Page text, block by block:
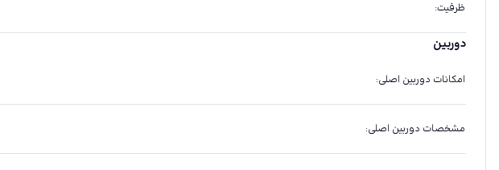
ظرفیت:
دوربین
امکانات دوربین اصلی:
مشخصات دوربین اصلی: